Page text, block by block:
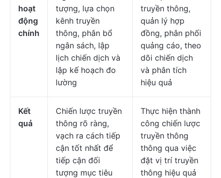
hoạt
động
chính
tượng, lựa chọn
kênh truyền
thông, phân bổ
ngân sách, lập
lịch chiến dịch và
lập kế hoạch đo
lường
truyền thông,
quản lý hợp
đồng, phân phối
quảng cáo, theo
dõi chiến dịch
và phân tích
hiệu quả
Kết
quả
Chiến lược truyền
thông rõ ràng,
vạch ra cách tiếp
cận tốt nhất để
tiếp cận đối
tượng mục tiêu
Thực hiện thành
công chiến lược
truyền thông
thông qua việc
đặt vị trí truyền
thông hiệu quả